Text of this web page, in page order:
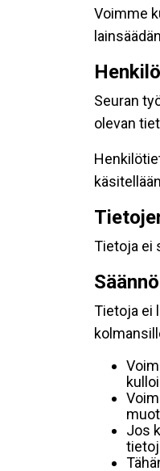
Voimme
Seuran
olevan
Tietoja ei
Tietoja ei
Jos